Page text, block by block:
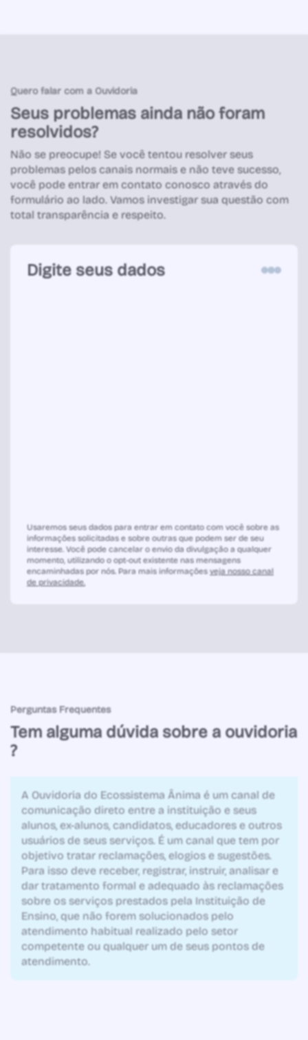
Quero falar com a Ouvidoria
Seus problemas ainda não foram
resolvidos?
Não se preocupe! Se você tentou resolver seus
problemas pelos canais normais e não teve sucesso,
você pode entrar em contato conosco através do
formulário ao lado. Vamos investigar sua questão com
total transparência e respeito.
Digite seus dados
Usaremos seus dados para entrar em contato com você sobre as
informações solicitadas e sobre outras que podem ser de seu
interesse. Você pode cancelar o envio da divulgação a qualquer
momento, utilizando o opt-out existente nas mensagens
encaminhadas por nós. Para mais informaçõesveja nosso canal
de privacidade.
Perguntas Frequentes
Tem alguma dúvida sobre a ouvidoria
?
A Ouvidoria do Ecossistema Ânima é um canal de
comunicação direto entre a instituição e seus
alunos, ex-alunos, candidatos, educadores e outros
usuários de seus serviços. É um canal que tem por
objetivo tratar reclamações, elogios e sugestões.
Para isso deve receber, registrar, instruir, analisar e
dar tratamento formal e adequado às reclamações
sobre os serviços prestados pela Instituição de
Ensino, que não forem solucionados pelo
atendimento habitual realizado pelo setor
competente ou qualquer um de seus pontos de
atendimento.